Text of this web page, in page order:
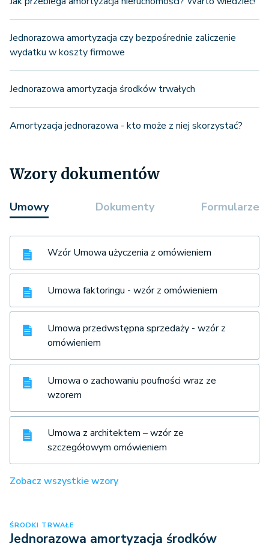
Jednorazowa amortyzacja czy bezpośrednie zaliczenie
wydatku w koszty firmowe
Jednorazowa amortyzacja środków trwałych
Amortyzacja jednorazowa - kto może z niej skorzystać?
Wzory dokumentów
Umowy Dokumenty Formularze
Wzór Umowa użyczenia z omówieniem
Umowa faktoringu - wzór z omówieniem
Umowa przedwstępna sprzedaży - wzór z
omówieniem
Umowa o zachowaniu poufności wraz ze
wzorem
Umowa z architektem – wzór ze
szczegółowym omówieniem
Zobacz wszystkie wzory
ŚRODKI TRWAŁE
Jednorazowa amortyzacja środków